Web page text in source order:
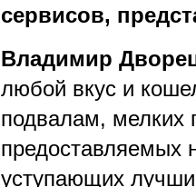
сервисов,
Владимир
любой вкус и
подвалам, мелких
предоставляемых
уступающих